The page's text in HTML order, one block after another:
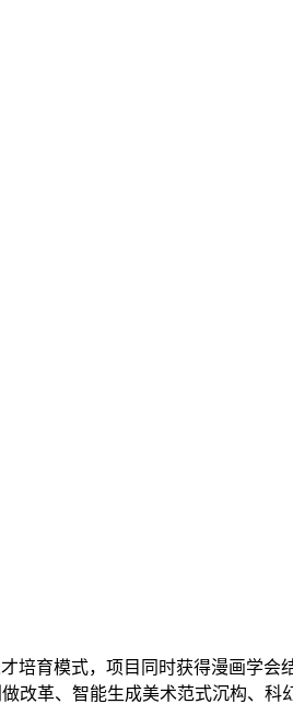
模式，项目同时获得漫画学会
改革、智能生成美术范式沉构、